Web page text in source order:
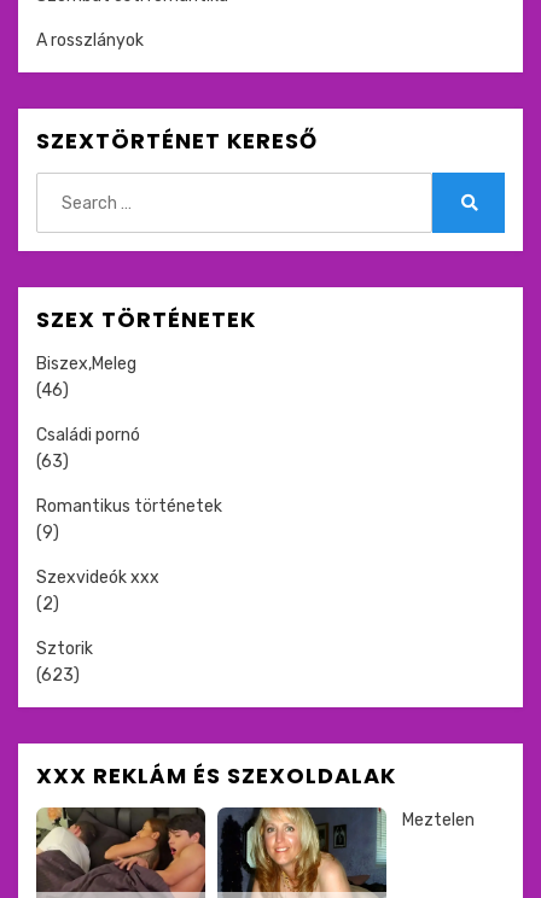
A rosszlányok
SZEXTÖRTÉNET KERESŐ
for:
SZEX TÖRTÉNETEK
Biszex,Meleg
(46)
Családi pornó
(63)
Romantikus történetek
(9)
Szexvideók xxx
(2)
Sztorik
(623)
XXX REKLÁM ÉS SZEXOLDALAK
Meztelen